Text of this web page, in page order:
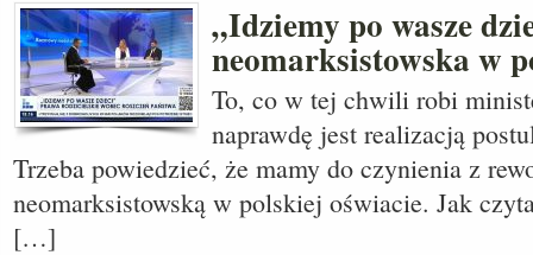
„Idziemy po wasze
neomarksistowska w
To, co w tej chwili robi
naprawdę jest realizacją
Trzeba powiedzieć, że mamy do czynienia z
neomarksistowską w polskiej oświacie. Jak
[…]